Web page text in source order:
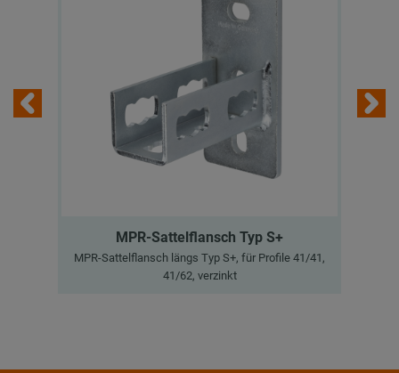
MPR-Sattelflansch Typ S+
MPR-Sattelflansch längs Typ S+, für Profile 41/41,
41/62, verzinkt